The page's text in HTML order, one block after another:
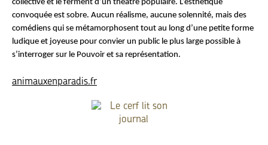
collective et le ferment d’un théâtre populaire. L’esthétique
convoquée est sobre. Aucun réalisme, aucune solennité, mais des
comédiens qui se métamorphosent tout au long d’une petite forme
ludique et joyeuse pour convier un public le plus large possible à
s’interroger sur le Pouvoir et sa représentation.
animauxenparadis.fr